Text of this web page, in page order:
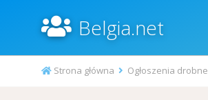
Belgia.net
Strona główna Ogłoszenia drobne